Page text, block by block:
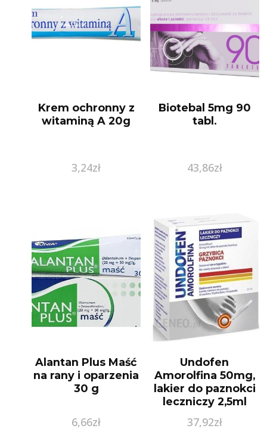
Krem ochronny z
witaminą A 20g
3,24zł
Biotebal 5mg 90
tabl.
43,86zł
Alantan Plus Maść
na rany i oparzenia
30 g
6,66zł
Undofen
Amorolfina 50mg,
lakier do paznokci
leczniczy 2,5ml
37,92zł